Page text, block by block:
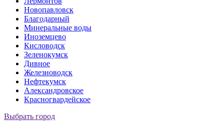
Новопавловск
Благодарный
Минеральные воды
Иноземцево
Кисловодск
Зеленокумск
Дивное
Железноводск
Нефтекумск
Александровское
Красногвардейское
Выбрать город